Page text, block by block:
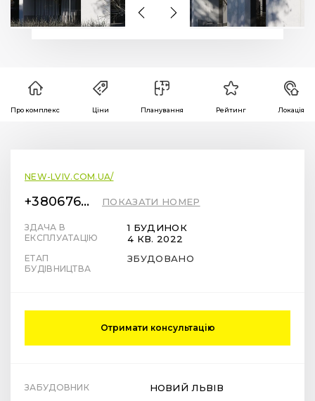
Про комплекс Ціни Планування Рейтинг Локація
NEW-LVIV.COM.UA/
+380676712299 ПОКАЗАТИ НОМЕР
ЗДАЧА В
ЕКСПЛУАТАЦІЮ
1 БУДИНОК
4 КВ. 2022
ЕТАП
БУДІВНИЦТВА
ЗБУДОВАНО
Отримати консультацію
ЗАБУДОВНИК НОВИЙ ЛЬВІВ